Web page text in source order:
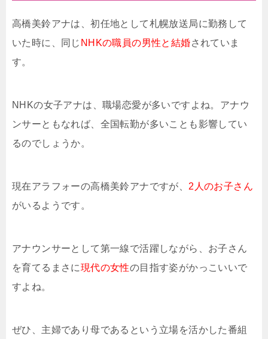
高橋美鈴アナは、初任地として札幌放送局に勤務して
いた時に、同じ NHKの職員の男性と結婚されていま
す。
NHKの女子アナは、職場恋愛が多いですよね。アナウ
ンサーともなれば、全国転勤が多いことも影響してい
るのでしょうか。
現在アラフォーの高橋美鈴アナですが、 2人のお子さん
がいるようです。
アナウンサーとして第一線で活躍しながら、お子さん
を育てるまさに現代の女性の目指す姿がかっこいいで
すよね。
ぜひ、主婦であり母であるという立場を活かした番組